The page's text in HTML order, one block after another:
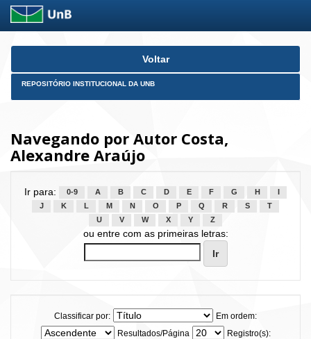
Skip
Voltar
REPOSITÓRIO INSTITUCIONAL DA UNB
Navegando por Autor Costa,
Alexandre Araújo
Ir para: 0-9 A B C D E F G H
J
K L M N O P Q R S
T
U
V W X Y Z
ou entre com as primeiras letras:
Classificar por:
Em ordem:
Resultados/Página
Registro(s):